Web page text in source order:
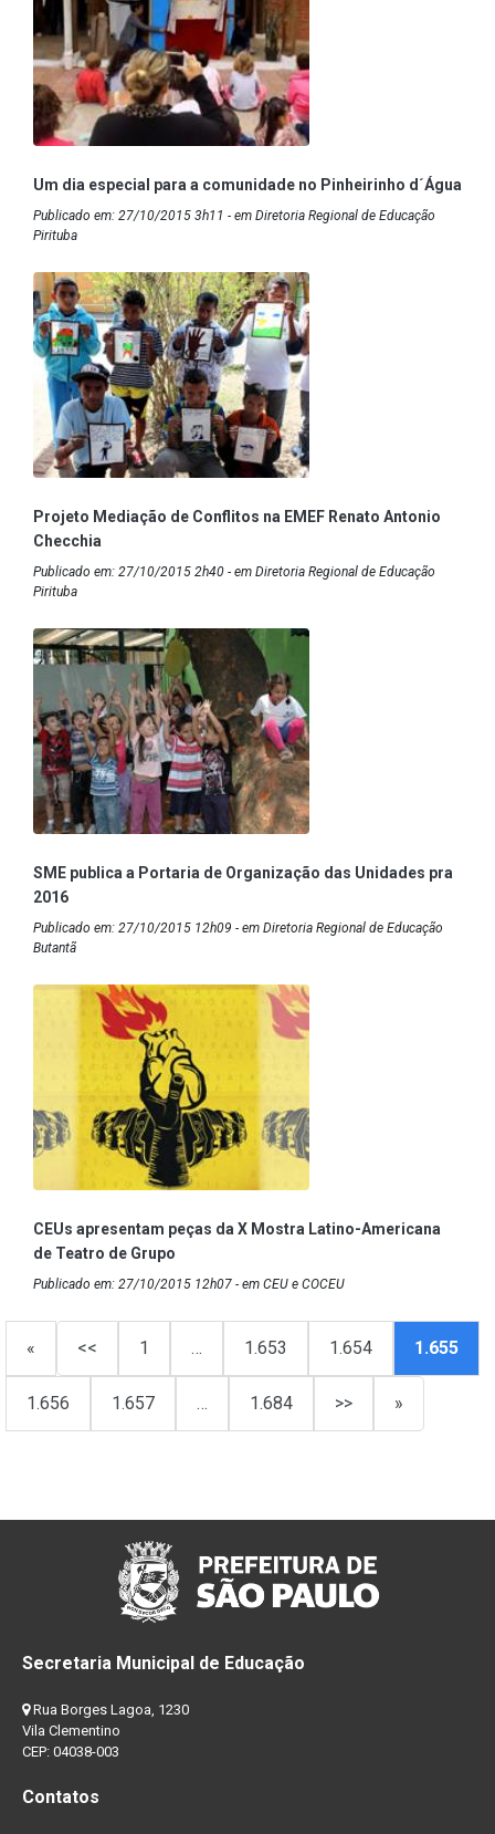
Um dia especial para a comunidade no Pinheirinho d´Água
Publicado em: 27/10/2015 3h11 - em Diretoria Regional de Educação
Pirituba
Projeto Mediação de Conflitos na EMEF Renato Antonio
Checchia
Publicado em: 27/10/2015 2h40 - em Diretoria Regional de Educação
Pirituba
SME publica a Portaria de Organização das Unidades pra
2016
Publicado em: 27/10/2015 12h09 - em Diretoria Regional de Educação
Butantã
CEUs apresentam peças da X Mostra Latino-Americana
de Teatro de Grupo
Publicado em: 27/10/2015 12h07 - em CEU e COCEU
« << 1 … 1.653 1.654 1.655
1.656 1.657 … 1.684 >> »
Secretaria Municipal de Educação
Rua Borges Lagoa, 1230
Vila Clementino
CEP: 04038-003
Contatos